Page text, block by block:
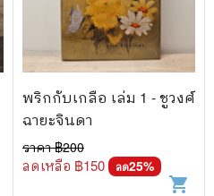
พริกกับเกลือ เล่ม 1 - ชูวงศ์
ฉายะจินดา
ราคา ฿200
ลดเหลือ ฿150 ลด25%
shopping_cart